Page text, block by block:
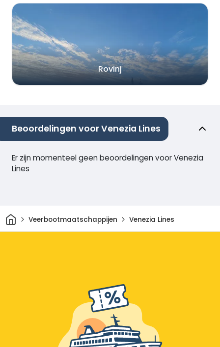
Rovinj
Beoordelingen voor Venezia Lines
Er zijn momenteel geen beoordelingen voor Venezia
Lines
ThuisVeerbootmaatschappijen Venezia Lines